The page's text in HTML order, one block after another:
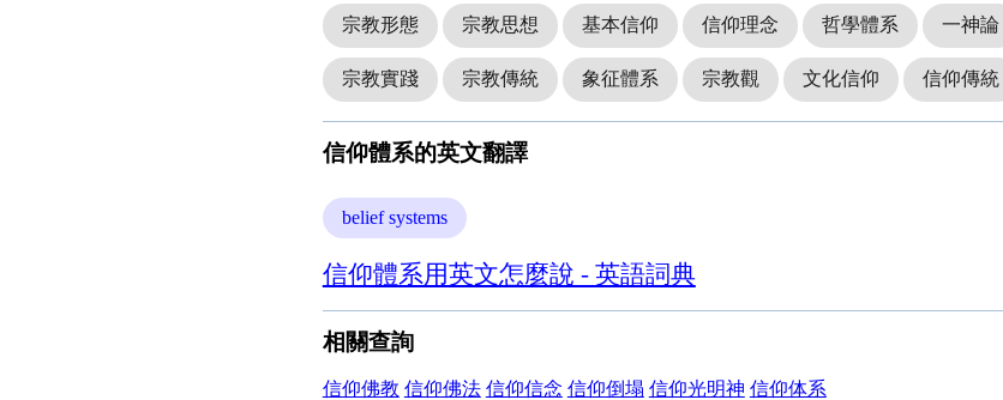
宗教形態 宗教思想 基本信仰 信仰理念 哲學體系 一神論
宗教實踐 宗教傳統 象征體系 宗教觀 文化信仰 信仰傳統
信仰體系的英文翻譯
belief systems
信仰體系用英文怎麼說 - 英語詞典
相關查詢
信仰佛教 信仰佛法 信仰信念 信仰倒塌 信仰光明神 信仰体系